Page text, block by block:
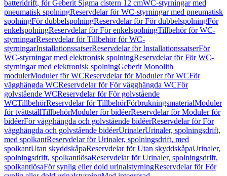
batteridrift, för Geberit Sigma cistern 12 cmWC-styrningar med
pneumatisk spolningReservdelar för WC-styrningar med pneumatisk
spolningFör dubbelspolningReservdelar för För dubbelspolningFör
enkelspolningReservdelar för För enkelspolningTillbehör för WC-
styrningarReservdelar för Tillbehör för WC-
styrningarInstallationssatserReservdelar för InstallationssatserFör
WC-styrningar med elektronisk spolningReservdelar för För WC-
styrningar med elektronisk spolningGeberit Monolith
modulerModuler för WCReservdelar för Moduler för WCFör
vägghängda WCReservdelar för För vägghängda WCFör
golvstående WCReservdelar för För golvstående
WCTillbehörReservdelar för TillbehörFörbrukningsmaterialModuler
för tvättställTillbehörModuler för bidéerReservdelar för Moduler för
bidéerFör vägghängda och golvstående bidéerReservdelar för För
vägghängda och golvstående bidéerUrinalerUrinaler, spolningsdrift,
med spolkantReservdelar för Urinaler, spolningsdrift, med
spolkantUtan skyddskåpaReservdelar för Utan skyddskåpaUrinaler,
spolningsdrift, spolkantlösaReservdelar för Urinaler, spolningsdrift,
spolkantlösaFör synlig eller dold urinalstyrningReservdelar för För